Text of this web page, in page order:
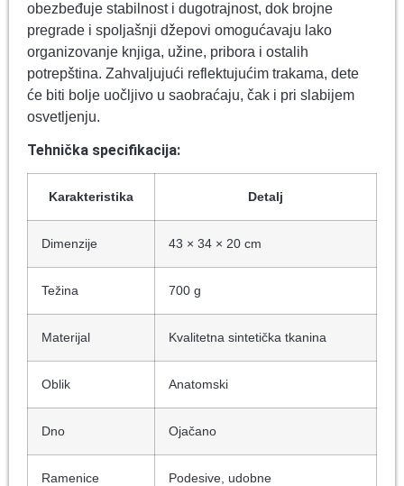
obezbeđuje stabilnost i dugotrajnost, dok brojne
pregrade i spoljašnji džepovi omogućavaju lako
organizovanje knjiga, užine, pribora i ostalih
potrepština. Zahvaljujući reflektujućim trakama, dete
će biti bolje uočljivo u saobraćaju, čak i pri slabijem
osvetljenju.
Tehnička specifikacija:
Karakteristika Detalj
Dimenzije 43 × 34 × 20 cm
Težina 700 g
Materijal Kvalitetna sintetička tkanina
Oblik Anatomski
Dno Ojačano
Ramenice Podesive, udobne